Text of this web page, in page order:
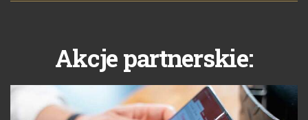
Akcje partnerskie: